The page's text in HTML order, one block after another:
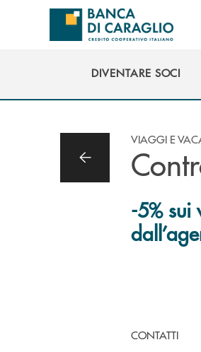
Salta al contenuto principale
DIVENTARE SOCI
VIAGGI E
-5%
CONTATTI